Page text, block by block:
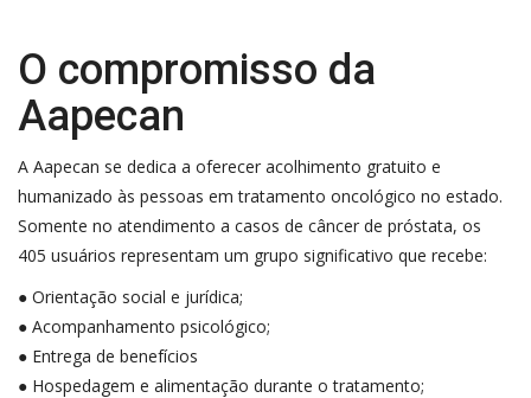
O compromisso da
Aapecan
A Aapecan se dedica a oferecer acolhimento gratuito e
humanizado às pessoas em tratamento oncológico no estado.
Somente no atendimento a casos de câncer de próstata, os
405 usuários representam um grupo significativo que recebe:
● Orientação social e jurídica;
● Acompanhamento psicológico;
● Entrega de benefícios
● Hospedagem e alimentação durante o tratamento;